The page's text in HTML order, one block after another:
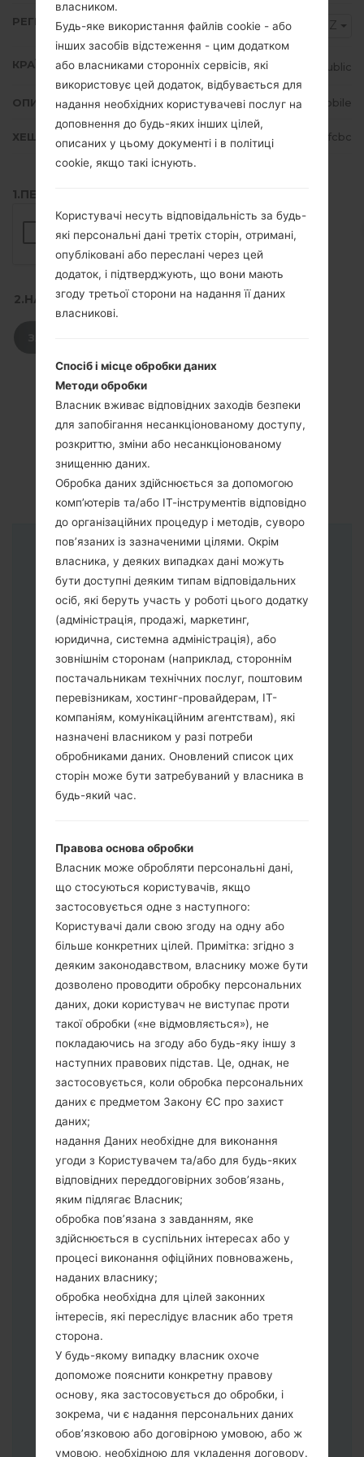
РЕГІОН TMZ
КРАЇНА Czech Republic
ОПИС T-Mobile
ХЕШ 5730233067d14a41c02fbaa4b48ffcbc
1.ПЕРЕВІРТИ НАЯВНІСТЬ RECAPTCHA
2.НАТИСНІТЬ, ЩОБ ЗАВАНТАЖИТИ
Інструкції
прошивки.
Вам потрібно 1 (Вибрати 1 файл
прошивки тут) або 5 (Вибрати 5 файл
прошивки тут) файлів для прошивки:
AP: "System & Recovery"
CP: "Modem & Radio"
CSC_***: "Country & Region & Operator"
HOME_CSC_***: "Country & Region &
Operator"
Додайте усі файли у програму Odin 3.
Якщо ви хочете прошити телефон та
скинути до заводських налаштувань
оберіть CSC_***, у іншому випадку
виберіть HOME_CSC_*** для
збереження Ваших даних.
Тепер вимкніть пристрій і увійдіть у
"Download" режим. Усі методи як це
зробити:
Натисніть та утримуйти клавіші:
живлення, збільшення гучності та Bixbi.
Натисніть та утримуйте клавіші:
зменшення та збільшення гучності.
Підключивши телефон до ПК
використовуючи USB кабель.
Натисніть та утримуйти клавіші:
живлення, збільшення гучності та
додому.
Підключіть USB кабель та натисніть
клавіші: зменшення звуку та Bixbi.
Натисніть та утримуйти клавіші:
живлення та збільшення гучності.
власником.
Будь-яке використання файлів cookie - або
інших засобів відстеження - цим додатком
або власниками сторонніх сервісів, які
використовує цей додаток, відбувається для
надання необхідних користувачеві послуг на
доповнення до будь-яких інших цілей,
описаних у цьому документі і в політиці
cookie, якщо такі існують.
Користувачі несуть відповідальність за будь-
які персональні дані третіх сторін, отримані,
опубліковані або переслані через цей
додаток, і підтверджують, що вони мають
згоду третьої сторони на надання її даних
власникові.
Спосіб і місце обробки даних
Методи обробки
Власник вживає відповідних заходів безпеки
для запобігання несанкціонованому доступу,
розкриттю, зміни або несанкціонованому
знищенню даних.
Обробка даних здійснюється за допомогою
комп’ютерів та/або ІТ-інструментів відповідно
до організаційних процедур і методів, суворо
пов’язаних із зазначеними цілями. Окрім
власника, у деяких випадках дані можуть
бути доступні деяким типам відповідальних
осіб, які беруть участь у роботі цього додатку
(адміністрація, продажі, маркетинг,
юридична, системна адміністрація), або
зовнішнім сторонам (наприклад, стороннім
постачальникам технічних послуг, поштовим
перевізникам, хостинг-провайдерам, ІТ-
компаніям, комунікаційним агентствам), які
назначені власником у разі потреби
обробниками даних. Оновлений список цих
сторін може бути затребуваний у власника в
будь-який час.
Правова основа обробки
Власник може обробляти персональні дані,
що стосуються користувачів, якщо
застосовується одне з наступного:
Користувачі дали свою згоду на одну або
більше конкретних цілей. Примітка: згідно з
деяким законодавством, власнику може бути
дозволено проводити обробку персональних
даних, доки користувач не виступає проти
такої обробки («не відмовляється»), не
покладаючись на згоду або будь-яку іншу з
наступних правових підстав. Це, однак, не
застосовується, коли обробка персональних
даних є предметом Закону ЄС про захист
даних;
надання Даних необхідне для виконання
угоди з Користувачем та/або для будь-яких
відповідних переддоговірних зобов’язань,
яким підлягає Власник;
обробка пов’язана з завданням, яке
здійснюється в суспільних інтересах або у
процесі виконання офіційних повноважень,
наданих власнику;
обробка необхідна для цілей законних
інтересів, які переслідує власник або третя
сторона.
У будь-якому випадку власник охоче
допоможе пояснити конкретну правову
основу, яка застосовується до обробки, і
зокрема, чи є надання персональних даних
обов’язковою або договірною умовою, або ж
умовою, необхідною для укладення договору.